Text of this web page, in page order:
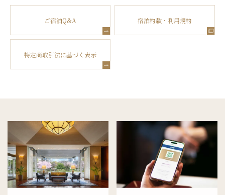
ご宿泊Q&A 宿泊約款・利用規約
特定商取引法に基づく表示